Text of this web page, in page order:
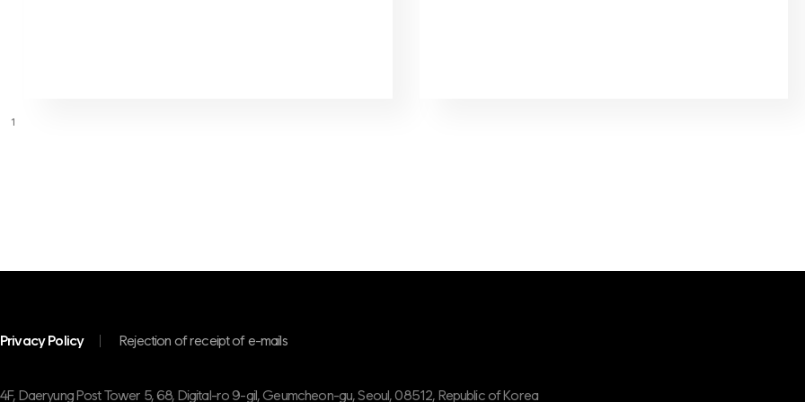
1
Privacy Policy Rejection of receipt of e-mails
4F, Daeryung Post Tower 5, 68, Digital-ro 9-gil, Geumcheon-gu, Seoul, 08512, Republic of Korea